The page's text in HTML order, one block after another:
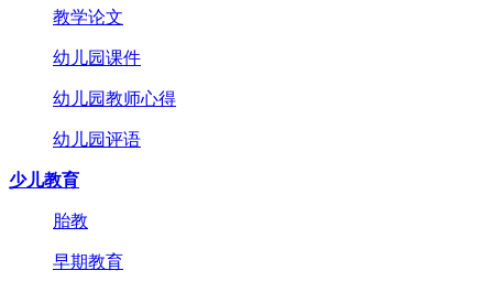
教学论文
幼儿园课件
幼儿园教师心得
幼儿园评语
少儿教育
胎教
早期教育